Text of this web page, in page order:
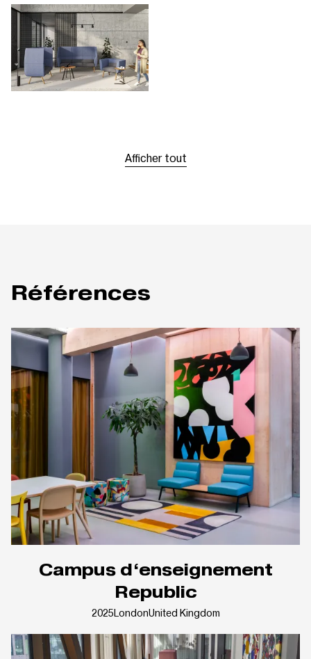
Afficher tout
Références
Campus d‘enseignement
Republic
2025LondonUnited Kingdom